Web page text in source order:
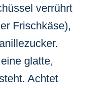
verrührt
Frischkäse),
glatte,
Achtet